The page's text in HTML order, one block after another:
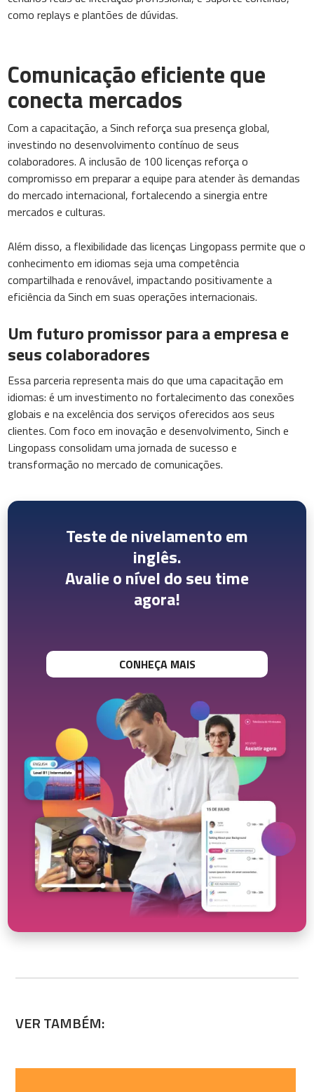
como replays e plantões de dúvidas.
Comunicação eficiente que
conecta mercados
Com a capacitação, a Sinch reforça sua presença global,
investindo no desenvolvimento contínuo de seus
colaboradores. A inclusão de 100 licenças reforça o
compromisso em preparar a equipe para atender às demandas
do mercado internacional, fortalecendo a sinergia entre
mercados e culturas.
Além disso, a flexibilidade das licenças Lingopass permite que o
conhecimento em idiomas seja uma competência
compartilhada e renovável, impactando positivamente a
eficiência da Sinch em suas operações internacionais.
Um futuro promissor para a empresa e
seus colaboradores
Essa parceria representa mais do que uma capacitação em
idiomas: é um investimento no fortalecimento das conexões
globais e na excelência dos serviços oferecidos aos seus
clientes. Com foco em inovação e desenvolvimento, Sinch e
Lingopass consolidam uma jornada de sucesso e
transformação no mercado de comunicações.
Teste de nivelamento em
inglês.
Avalie o nível do seu time
agora!
CONHEÇA MAIS
VER TAMBÉM: